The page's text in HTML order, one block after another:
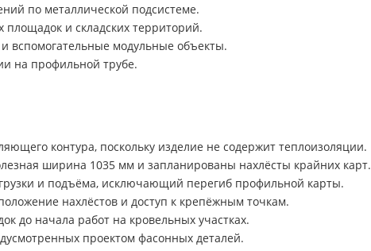
по металлической подсистеме.
и складских территорий.
вспомогательные модульные объекты.
на профильной трубе.
контура, поскольку изделие не содержит теплоизоляции.
ширина 1035 мм и запланированы нахлёсты крайних карт.
и подъёма, исключающий перегиб профильной карты.
нахлёстов и доступ к крепёжным точкам.
до начала работ на кровельных участках.
проектом фасонных деталей.